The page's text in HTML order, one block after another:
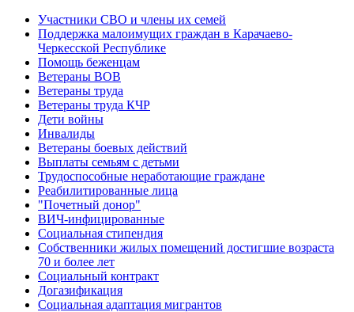
Участники СВО и члены их семей
Поддержка малоимущих граждан в Карачаево-
Черкесской Республике
Помощь беженцам
Ветераны ВОВ
Ветераны труда
Ветераны труда КЧР
Дети войны
Инвалиды
Ветераны боевых действий
Выплаты семьям с детьми
Трудоспособные неработающие граждане
Реабилитированные лица
"Почетный донор"
ВИЧ-инфицированные
Социальная стипендия
Собственники жилых помещений достигшие возраста
70 и более лет
Социальный контракт
Догазификация
Социальная адаптация мигрантов